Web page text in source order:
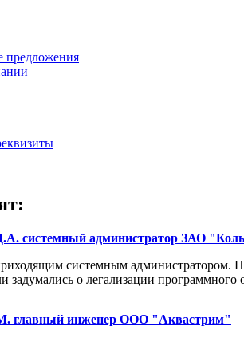
предложения
системный администратор ЗАО
системным администратором.
задумались о легализации программного
главный инженер ООО "Аквастрим"